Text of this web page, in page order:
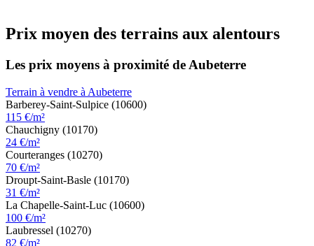
Prix moyen des terrains aux alentours
Les prix moyens à proximité de Aubeterre
Terrain à vendre à Aubeterre
Barberey-Saint-Sulpice (10600)
115 €/m²
Chauchigny (10170)
24 €/m²
Courteranges (10270)
70 €/m²
Droupt-Saint-Basle (10170)
31 €/m²
La Chapelle-Saint-Luc (10600)
100 €/m²
Laubressel (10270)
82 €/m²